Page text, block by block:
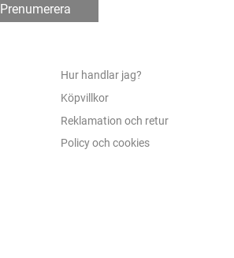
Prenumerera
Hur handlar jag?
Köpvillkor
Reklamation och retur
Policy och cookies